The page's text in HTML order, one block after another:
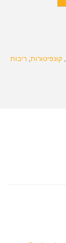
, קונפיטורות, ריבות